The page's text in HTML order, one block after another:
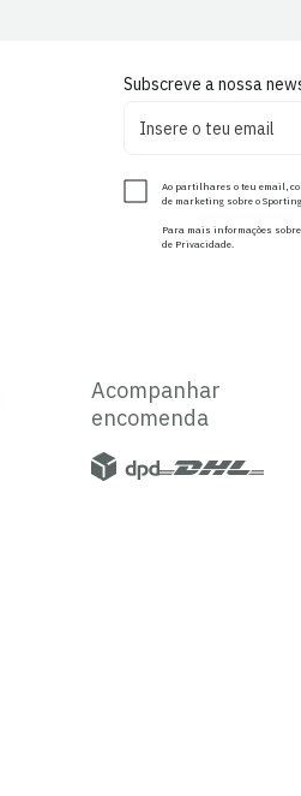
Subscreve a nossa
Ao partilhares o teu email,
de marketing sobre o
Para mais informações
de Privacidade.
Acompanhar
encomenda